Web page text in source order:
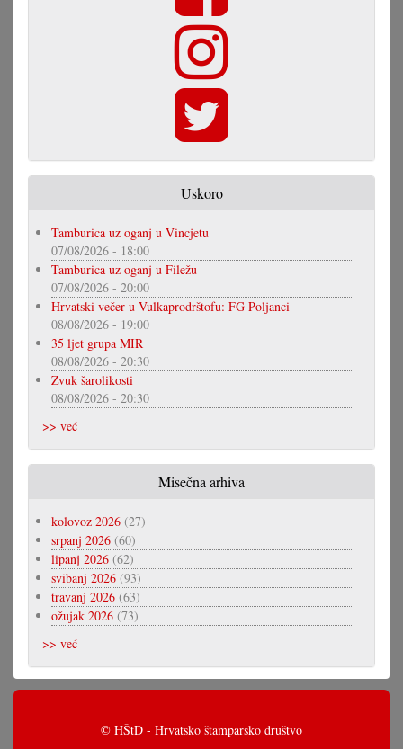
Uskoro
Tamburica uz oganj u Vincjetu
07/08/2026 - 18:00
Tamburica uz oganj u Filežu
07/08/2026 - 20:00
Hrvatski večer u Vulkaprodrštofu: FG Poljanci
08/08/2026 - 19:00
35 ljet grupa MIR
08/08/2026 - 20:30
Zvuk šarolikosti
08/08/2026 - 20:30
>> već
Misečna arhiva
kolovoz 2026 (27)
srpanj 2026 (60)
lipanj 2026 (62)
svibanj 2026 (93)
travanj 2026 (63)
ožujak 2026 (73)
>> već
© HŠtD - Hrvatsko štamparsko društvo